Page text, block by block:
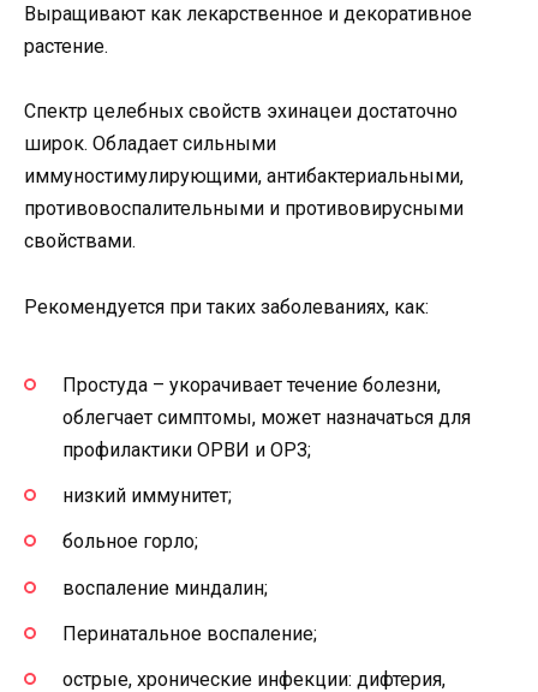
Выращивают как лекарственное и декоративное
растение.
Спектр целебных свойств эхинацеи достаточно
широк. Обладает сильными
иммуностимулирующими, антибактериальными,
противовоспалительными и противовирусными
свойствами.
Рекомендуется при таких заболеваниях, как:
Простуда – укорачивает течение болезни,
облегчает симптомы, может назначаться для
профилактики ОРВИ и ОРЗ;
низкий иммунитет;
больное горло;
воспаление миндалин;
Перинатальное воспаление;
острые, хронические инфекции: дифтерия,